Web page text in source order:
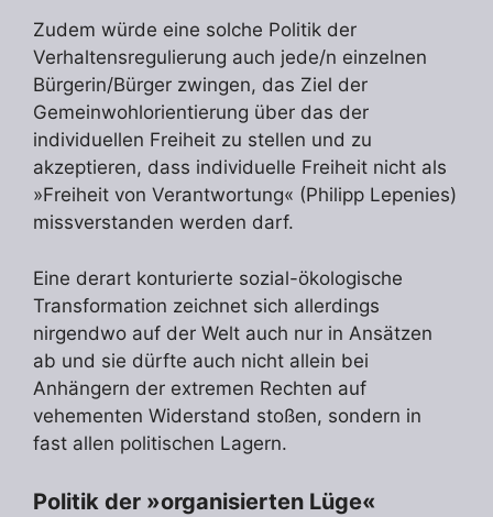
Zudem würde eine solche Politik der
Verhaltensregulierung auch jede/n einzelnen
Bürgerin/Bürger zwingen, das Ziel der
Gemeinwohlorientierung über das der
individuellen Freiheit zu stellen und zu
akzeptieren, dass individuelle Freiheit nicht als
»Freiheit von Verantwortung« (Philipp Lepenies)
missverstanden werden darf.
Eine derart konturierte sozial-ökologische
Transformation zeichnet sich allerdings
nirgendwo auf der Welt auch nur in Ansätzen
ab und sie dürfte auch nicht allein bei
Anhängern der extremen Rechten auf
vehementen Widerstand stoßen, sondern in
fast allen politischen Lagern.
Politik der »organisierten Lüge«